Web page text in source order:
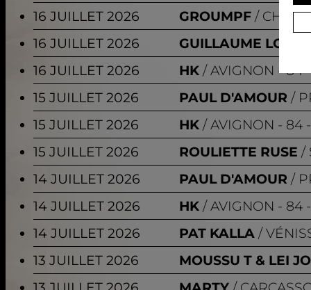
16 JUILLET 2026
GROUMPF
16 JUILLET 2026
GUILLAUME LOPEZ
16 JUILLET 2026
HK AVIGNON - 84
15 JUILLET 2026
PAUL D'AMOUR
15 JUILLET 2026
HK AVIGNON - 84
15 JUILLET 2026
ROULIETTE RUSE
14 JUILLET 2026
PAUL D'AMOUR
14 JUILLET 2026
HK AVIGNON - 84
14 JUILLET 2026
PAT KALLA
13 JUILLET 2026
MOUSSU T & LEI